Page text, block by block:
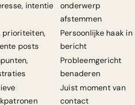
intentie
onderwerp
afstemmen
prioriteiten,
posts
Persoonlijke haak in
bericht
Probleemgericht
benaderen
Juist moment van
contact